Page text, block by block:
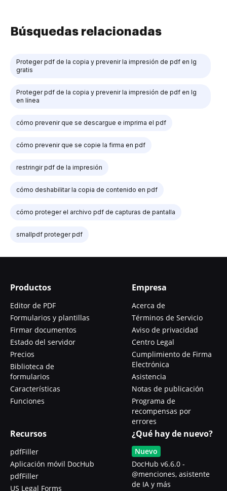
Búsquedas relacionadas
Proteger pdf de la copia y prevenir la impresión de pdf en lg
gratis
Proteger pdf de la copia y prevenir la impresión de pdf en lg
en línea
cómo prevenir que se descargue e imprima el pdf
cómo prevenir que se copie la firma en pdf
restringir pdf de la impresión
cómo deshabilitar la copia de contenido en pdf
cómo proteger el archivo pdf de capturas de pantalla
smallpdf proteger pdf
Productos
Editor de PDF
Formularios y plantillas
Firmar documentos
Estado del servidor
Precios
Biblioteca de
formularios
Características
Funciones
Empresa
Acerca de
Términos de Servicio
Aviso de privacidad
Centro Legal
Cumplimiento de Firma
Electrónica
Asistencia
Notas de publicación
Programa de
recompensas por
errores
Recursos
pdfFiller
Aplicación móvil DocHub
pdfFiller
US Legal Forms
¿Qué hay de nuevo?
Nuevo
DocHub v6.6.0 -
@menciones, asistente
de IA y más